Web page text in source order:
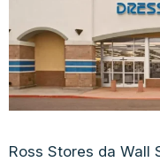
Ross Stores da Wall